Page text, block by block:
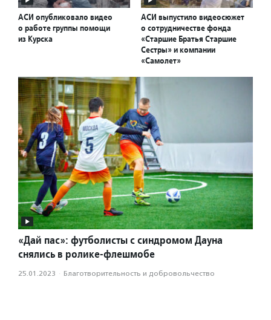
АСИ опубликовало видео
о работе группы помощи
из Курска
АСИ выпустило видеосюжет
о сотрудничестве фонда
«Старшие Братья Старшие
Сестры» и компании
«Самолет»
«Дай пас»: футболисты с синдромом Дауна
снялись в ролике-флешмобе
25.01.2023 · Благотвори­тель­ность и доброволь­чест­во